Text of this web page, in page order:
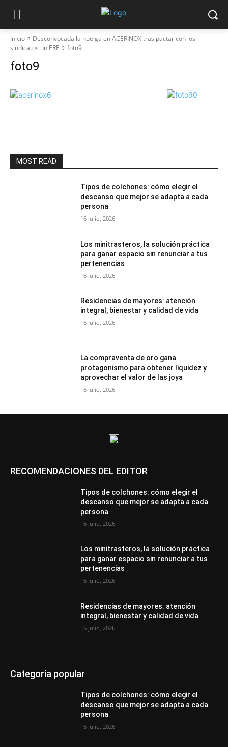
Inicio
Desconvocada la huelga en ACERINOX tras pactar con los
sindicatos un ERE
foto9
foto9
MOST READ
Tipos de colchones: cómo elegir el
descanso que mejor se adapta a cada
persona
16 julio, 2026
Los minitrasteros, la solución práctica
para ganar espacio sin renunciar a tus
pertenencias
16 julio, 2026
Residencias de mayores: atención
integral, bienestar y calidad de vida
16 julio, 2026
La compraventa de oro gana
protagonismo para obtener liquidez y
aprovechar el valor de las joya
16 julio, 2026
RECOMENDACIONES DEL EDITOR
Tipos de colchones: cómo elegir el
descanso que mejor se adapta a cada
persona
16 julio, 2026
Los minitrasteros, la solución práctica
para ganar espacio sin renunciar a tus
pertenencias
16 julio, 2026
Residencias de mayores: atención
integral, bienestar y calidad de vida
16 julio, 2026
Categoría popular
Tipos de colchones: cómo elegir el
descanso que mejor se adapta a cada
persona
16 julio, 2026